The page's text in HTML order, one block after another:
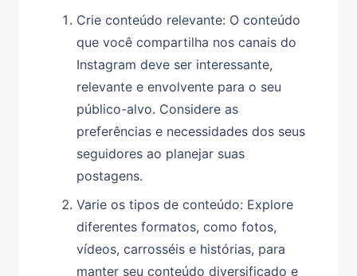
Crie conteúdo relevante: O conteúdo
que você compartilha nos canais do
Instagram deve ser interessante,
relevante e envolvente para o seu
público-alvo. Considere as
preferências e necessidades dos seus
seguidores ao planejar suas
postagens.
Varie os tipos de conteúdo: Explore
diferentes formatos, como fotos,
vídeos, carrosséis e histórias, para
manter seu conteúdo diversificado e